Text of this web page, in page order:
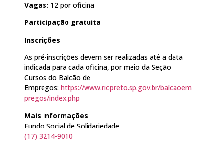
Vagas: 12 por oficina
Participação gratuita
Inscrições
As pré-inscrições devem ser realizadas até a data
indicada para cada oficina, por meio da Seção
Cursos do Balcão de
Empregos: https://www.riopreto.sp.gov.br/balcaoem
pregos/index.php
Mais informações
Fundo Social de Solidariedade
(17) 3214-9010